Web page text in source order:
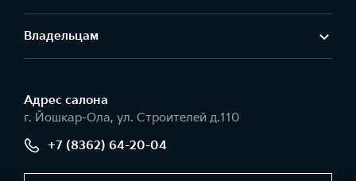
Владельцам
Адрес салонa
г. Йошкар-Ола, ул. Строителей д.110
+7 (8362) 64-20-04